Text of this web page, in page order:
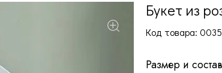
Букет из
Код товара:
Размер и состав